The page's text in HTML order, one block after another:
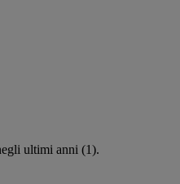
ultimi anni (1).